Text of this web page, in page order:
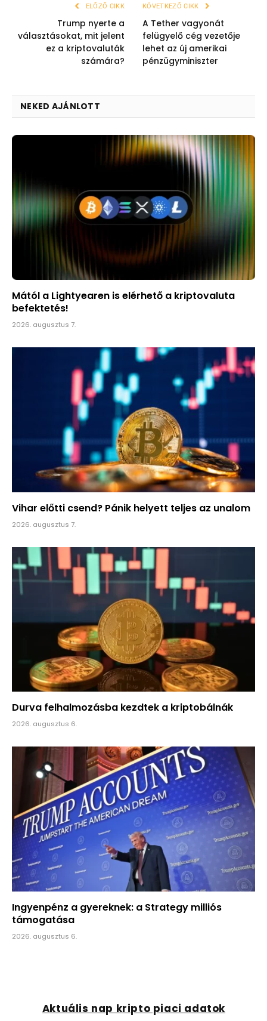
ELŐZŐ CIKK
Trump nyerte a
választásokat, mit jelent
ez a kriptovaluták
számára?
KÖVETKEZŐ CIKK
A Tether vagyonát
felügyelő cég vezetője
lehet az új amerikai
pénzügyminiszter
NEKED AJÁNLOTT
Mától a Lightyearen is elérhető a kriptovaluta
befektetés!
2026. augusztus 7.
Vihar előtti csend? Pánik helyett teljes az unalom
2026. augusztus 7.
Durva felhalmozásba kezdtek a kriptobálnák
2026. augusztus 6.
Ingyenpénz a gyereknek: a Strategy milliós
támogatása
2026. augusztus 6.
Aktuális nap kripto piaci adatok